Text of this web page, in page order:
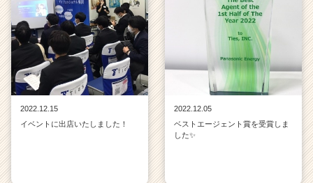
2022.12.15
イベントに出店いたしました！
2022.12.05
ベストエージェント賞を受賞しま
した✨